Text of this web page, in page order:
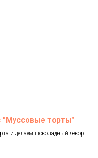
"Муссовые торты"
и делаем шоколадный декор